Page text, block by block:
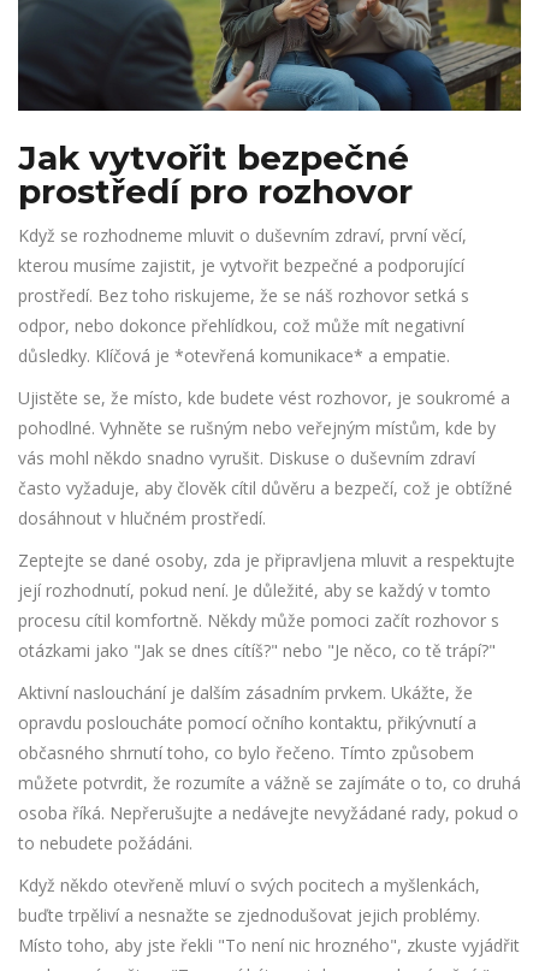
Jak vytvořit bezpečné
prostředí pro rozhovor
Když se rozhodneme mluvit o duševním zdraví, první věcí,
kterou musíme zajistit, je vytvořit bezpečné a podporující
prostředí. Bez toho riskujeme, že se náš rozhovor setká s
odpor, nebo dokonce přehlídkou, což může mít negativní
důsledky. Klíčová je *otevřená komunikace* a empatie.
Ujistěte se, že místo, kde budete vést rozhovor, je soukromé a
pohodlné. Vyhněte se rušným nebo veřejným místům, kde by
vás mohl někdo snadno vyrušit. Diskuse o duševním zdraví
často vyžaduje, aby člověk cítil důvěru a bezpečí, což je obtížné
dosáhnout v hlučném prostředí.
Zeptejte se dané osoby, zda je připravljena mluvit a respektujte
její rozhodnutí, pokud není. Je důležité, aby se každý v tomto
procesu cítil komfortně. Někdy může pomoci začít rozhovor s
otázkami jako "Jak se dnes cítíš?" nebo "Je něco, co tě trápí?"
Aktivní naslouchání je dalším zásadním prvkem. Ukážte, že
opravdu posloucháte pomocí očního kontaktu, přikývnutí a
občasného shrnutí toho, co bylo řečeno. Tímto způsobem
můžete potvrdit, že rozumíte a vážně se zajímáte o to, co druhá
osoba říká. Nepřerušujte a nedávejte nevyžádané rady, pokud o
to nebudete požádáni.
Když někdo otevřeně mluví o svých pocitech a myšlenkách,
buďte trpěliví a nesnažte se zjednodušovat jejich problémy.
Místo toho, aby jste řekli "To není nic hrozného", zkuste vyjádřit